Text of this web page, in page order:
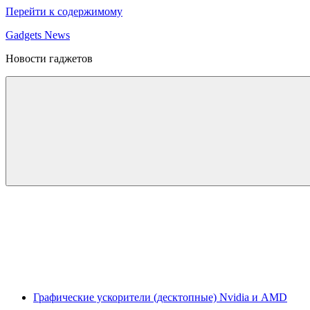
Перейти к содержимому
Gadgets News
Новости гаджетов
Графические ускорители (десктопные) Nvidia и AMD